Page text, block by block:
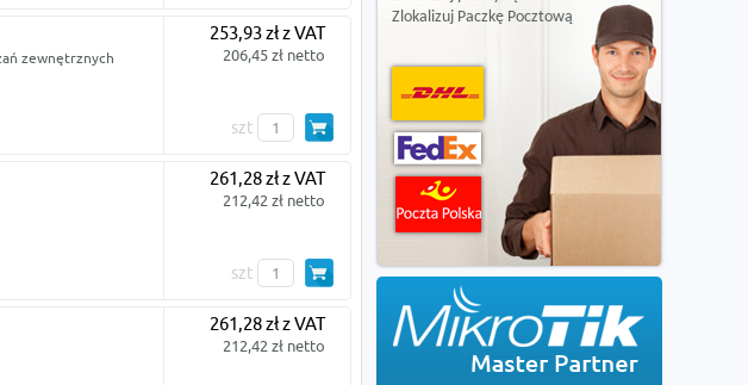
zewnętrznych
253,93 zł z VAT
206,45 zł netto
szt
261,28 zł z VAT
212,42 zł netto
szt
261,28 zł z VAT
212,42 zł netto
Zlokalizuj Paczkę Pocztową